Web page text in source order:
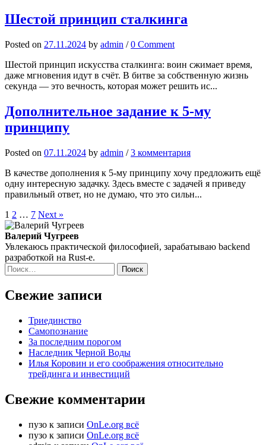
Шестой принцип сталкинга
Posted on 27.11.2024 by admin /0 Comment
Шестой принцип искусства сталкинга: воин сжимает время,
даже мгновения идут в счёт. В битве за собственную жизнь
секунда — это вечность, которая может решить ис...
Дополнительное задание к 5-му
принципу
Posted on 07.11.2024 by admin /3 комментария
В качестве дополнения к 5-му принципу хочу предложить ещё
одну интересную задачку. Здесь вместе с задачей я приведу
правильный ответ, но не думаю, что это сильн...
Пагинация
записей
1 2 … 7 Next »
Валерий Чугреев
Увлекаюсь практической философией, зарабатываю backend
разработкой на Rust‑е.
Найти:
Свежие записи
Триединство
Самопознание
За последним порогом
Наследник Черной Воды
Илья Коровин и его соображения относительно
трейдинга и инвестиций
Свежие комментарии
пузо к записи OnLe.org всё
пузо к записи OnLe.org всё